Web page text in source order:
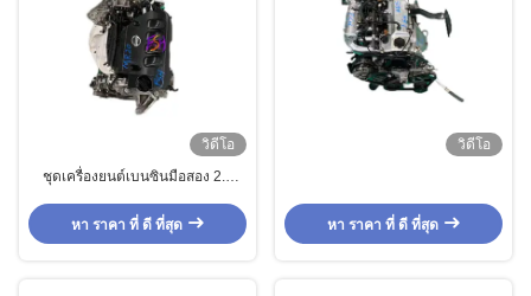
วิดีโอ
ชุดเครื่องยนต์เบนซินมือสอง 2.0
สมรรถนะสูง
หา ราคา ที่ ดี ที่สุด
วิดีโอ
หา ราคา ที่ ดี ที่สุด